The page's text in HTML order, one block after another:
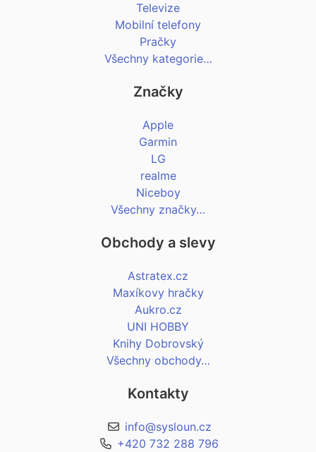
Televize
Mobilní telefony
Pračky
Všechny kategorie…
Značky
Apple
Garmin
LG
realme
Niceboy
Všechny značky…
Obchody a slevy
Astratex.cz
Maxíkovy hračky
Aukro.cz
UNI HOBBY
Knihy Dobrovský
Všechny obchody…
Kontakty
info@sysloun.cz
+420 732 288 796